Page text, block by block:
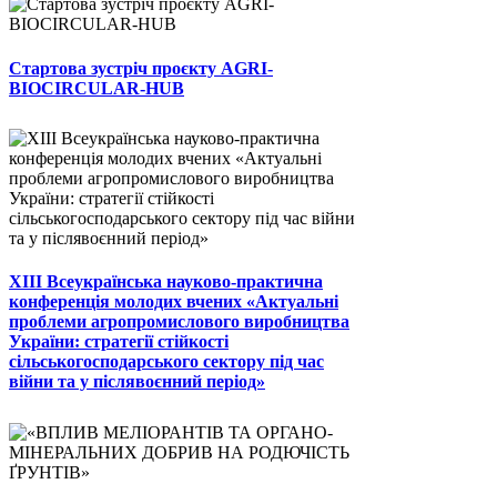
Стартова зустріч проєкту AGRI-
BIOCIRCULAR-HUB
ХІІІ Всеукраїнська науково-практична
конференція молодих вчених «Актуальні
проблеми агропромислового виробництва
України: стратегії стійкості
сільськогосподарського сектору під час
війни та у післявоєнний період»